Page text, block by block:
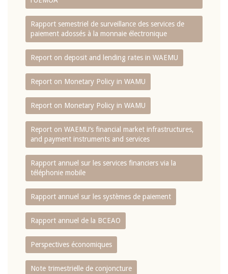
Rapport semestriel de surveillance des services de
paiement adossés à la monnaie électronique
Report on deposit and lending rates in WAEMU
Report on Monetary Policy in WAMU
Report on Monetary Policy in WAMU
Report on WAEMU’s financial market infrastructures,
and payment instruments and services
Rapport annuel sur les services financiers via la
téléphonie mobile
Rapport annuel sur les systèmes de paiement
Rapport annuel de la BCEAO
Perspectives économiques
Note trimestrielle de conjoncture